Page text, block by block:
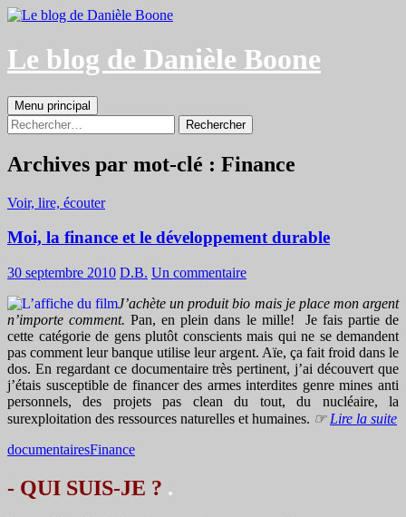
Aller
contenu
Le blog de Danièle Boone
Recherche
Menu principal
Rechercher :
Archives par mot-clé : Finance
Voir, lire, écouter
Moi, la finance et le développement durable
30 septembre 2010 D.B. Un commentaire
J’achète un produit bio mais je place mon argent
n’importe comment.Pan, en plein dans le mille! Je fais partie de
cette catégorie de gens plutôt conscients mais qui ne se demandent
pas comment leur banque utilise leur argent. Aïe, ça fait froid dans le
dos. En regardant ce documentaire très pertinent, j’ai découvert que
j’étais susceptible de financer des armes interdites genre mines anti
personnels, des projets pas clean du tout, du nucléaire, la
surexploitation des ressources naturelles et humaines. ☞ Lire la suite
documentairesFinance
- QUI SUIS-JE ? .